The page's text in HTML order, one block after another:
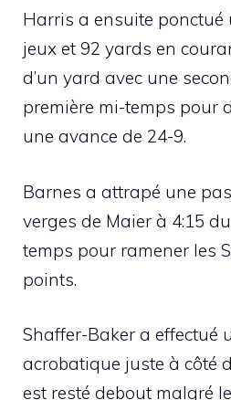
Harris a ensuite ponctué
jeux et 92 yards en
d’un yard avec une
première mi-temps pour
une avance de 24-9.
Barnes a attrapé une
verges de Maier à 4:15
temps pour ramener les
points.
Shaffer-Baker a effectué
acrobatique juste à côté
est resté debout malgré